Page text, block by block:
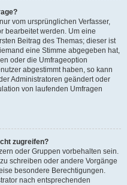
vom ursprünglichen Verfasser,
bearbeitet werden. Um eine
Beitrag des Themas; dieser ist
eine Stimme abgegeben hat,
oder die Umfrageoption
abgestimmt haben, so kann
Administratoren geändert oder
von laufenden Umfragen
zugreifen?
oder Gruppen vorbehalten sein.
schreiben oder andere Vorgänge
besondere Berechtigungen.
nach entsprechenden